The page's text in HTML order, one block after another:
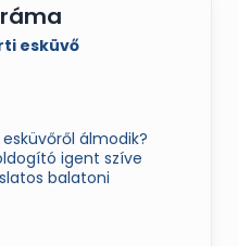
esküvő
álmodik?
igent szíve
balatoni